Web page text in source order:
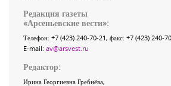
Редакция газеты
«Арсеньевские вести»:
Телефон: +7 (423) 240-70-21, факс: +7 (423) 240-
E-mail: av@arsvest.ru
Редактор:
Ирина Георгиевна Гребнёва,